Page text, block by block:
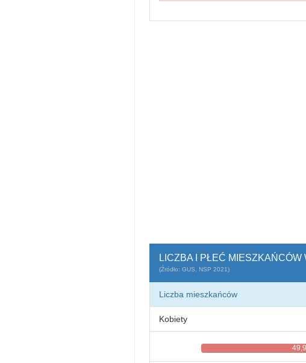
LICZBA I PŁEĆ MIESZKAŃCÓW
(Źródło: GUS, NSP 2021)
Liczba mieszkańców
Kobiety